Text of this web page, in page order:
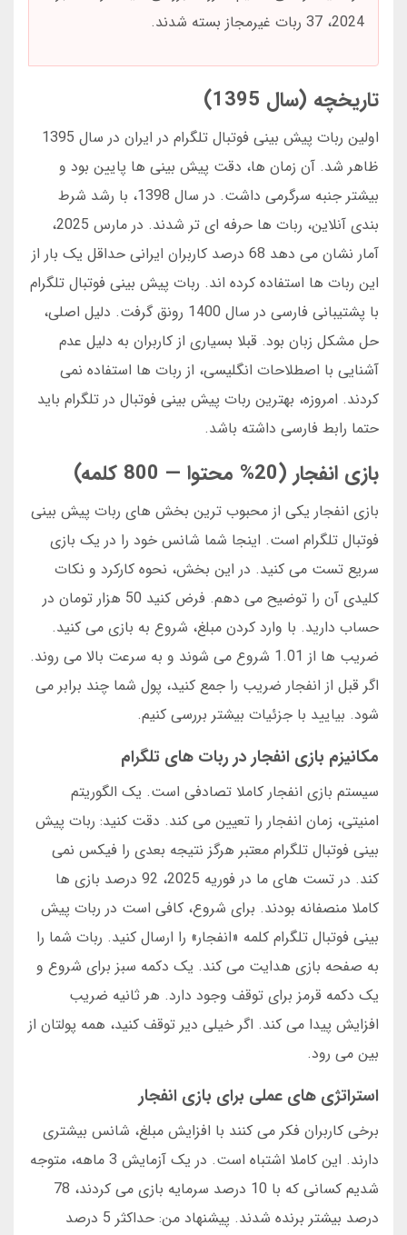
2024، 37 ربات غیرمجاز بسته شدند.
تاریخچه (سال 1395)
اولین ربات پیش بینی فوتبال تلگرام در ایران در سال 1395
ظاهر شد. آن زمان ها، دقت پیش بینی ها پایین بود و
بیشتر جنبه سرگرمی داشت. در سال 1398، با رشد شرط
بندی آنلاین، ربات ها حرفه ای تر شدند. در مارس 2025،
آمار نشان می دهد 68 درصد کاربران ایرانی حداقل یک بار از
این ربات ها استفاده کرده اند. ربات پیش بینی فوتبال تلگرام
با پشتیبانی فارسی در سال 1400 رونق گرفت. دلیل اصلی،
حل مشکل زبان بود. قبلا بسیاری از کاربران به دلیل عدم
آشنایی با اصطلاحات انگلیسی، از ربات ها استفاده نمی
کردند. امروزه، بهترین ربات پیش بینی فوتبال در تلگرام باید
حتما رابط فارسی داشته باشد.
بازی انفجار (20% محتوا — 800 کلمه)
بازی انفجار یکی از محبوب ترین بخش های ربات پیش بینی
فوتبال تلگرام است. اینجا شما شانس خود را در یک بازی
سریع تست می کنید. در این بخش، نحوه کارکرد و نکات
کلیدی آن را توضیح می دهم. فرض کنید 50 هزار تومان در
حساب دارید. با وارد کردن مبلغ، شروع به بازی می کنید.
ضریب ها از 1.01 شروع می شوند و به سرعت بالا می روند.
اگر قبل از انفجار ضریب را جمع کنید، پول شما چند برابر می
شود. بیایید با جزئیات بیشتر بررسی کنیم.
مکانیزم بازی انفجار در ربات های تلگرام
سیستم بازی انفجار کاملا تصادفی است. یک الگوریتم
امنیتی، زمان انفجار را تعیین می کند. دقت کنید: ربات پیش
بینی فوتبال تلگرام معتبر هرگز نتیجه بعدی را فیکس نمی
کند. در تست های ما در فوریه 2025، 92 درصد بازی ها
کاملا منصفانه بودند. برای شروع، کافی است در ربات پیش
بینی فوتبال تلگرام کلمه «انفجار» را ارسال کنید. ربات شما را
به صفحه بازی هدایت می کند. یک دکمه سبز برای شروع و
یک دکمه قرمز برای توقف وجود دارد. هر ثانیه ضریب
افزایش پیدا می کند. اگر خیلی دیر توقف کنید، همه پولتان از
بین می رود.
استراتژی های عملی برای بازی انفجار
برخی کاربران فکر می کنند با افزایش مبلغ، شانس بیشتری
دارند. این کاملا اشتباه است. در یک آزمایش 3 ماهه، متوجه
شدیم کسانی که با 10 درصد سرمایه بازی می کردند، 78
درصد بیشتر برنده شدند. پیشنهاد من: حداکثر 5 درصد